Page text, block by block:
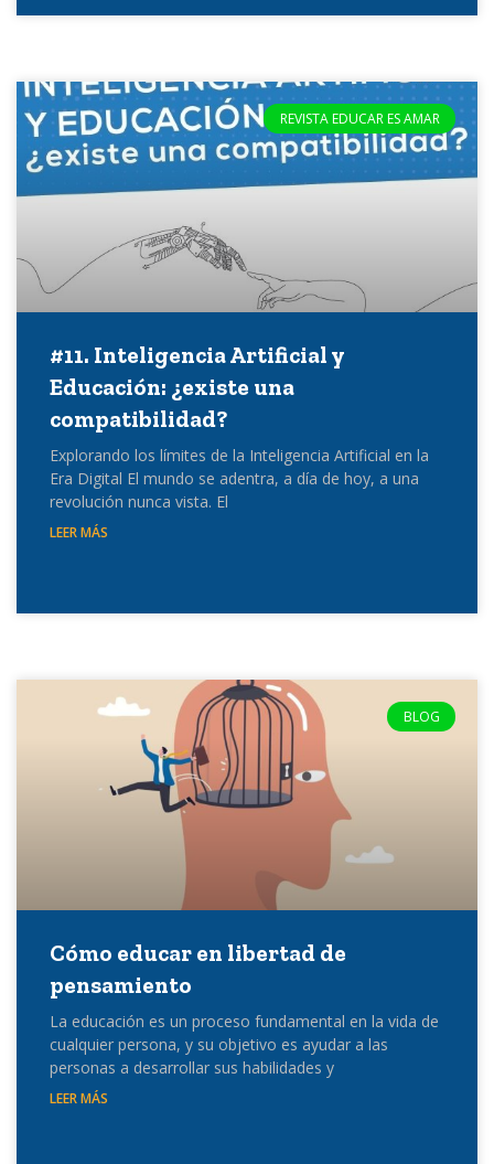
REVISTA EDUCAR ES AMAR
#11. Inteligencia Artificial y
Educación: ¿existe una
compatibilidad?
Explorando los límites de la Inteligencia Artificial en la
Era Digital El mundo se adentra, a día de hoy, a una
revolución nunca vista. El
LEER MÁS
BLOG
Cómo educar en libertad de
pensamiento
La educación es un proceso fundamental en la vida de
cualquier persona, y su objetivo es ayudar a las
personas a desarrollar sus habilidades y
LEER MÁS